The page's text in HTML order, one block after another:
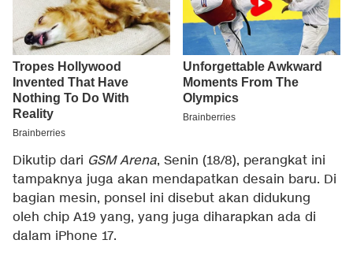
Dikutip dari GSM Arena, Senin (18/8), perangkat ini
tampaknya juga akan mendapatkan desain baru. Di
bagian mesin, ponsel ini disebut akan didukung
oleh chip A19 yang, yang juga diharapkan ada di
dalam iPhone 17.